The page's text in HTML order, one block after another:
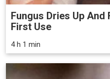
Fungus Dries Up
First Use
4 h 1 min